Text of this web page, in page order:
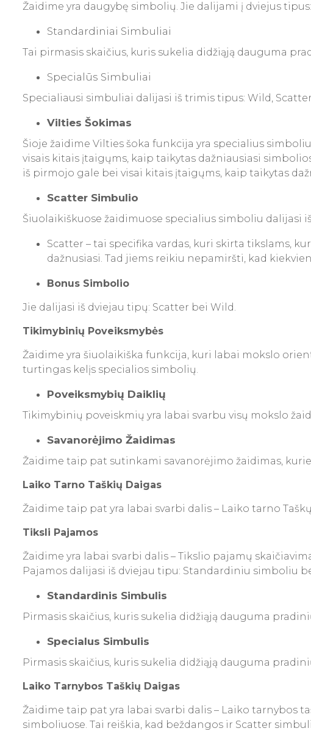
Žaidime yra daugybę simbolių. Jie dalijami į dviejus
Standardiniai Simbuliai
Tai pirmasis skaičius, kuris sukelia didžiąją dauguma
Specialūs Simbuliai
Specialiausi simbuliai dalijasi iš trimis tipus: Wild,
Vilties Šokimas
Šioje žaidime Vilties šoka funkcija yra specialius
visais kitais įtaigųms, kaip taikytas dažniausiasi
iš pirmojo gale bei visai kitais įtaigųms, kaip taikytas
Scatter Simbulio
Šiuolaikiškuose žaidimuose specialius simboliu dalijasi
Scatter – tai specifika vardas, kuri skirta tikslams,
dažnusiasi. Tad jiems reikiu nepamiršti, kad
Bonus Simbolio
Jie dalijasi iš dviejau tipų: Scatter bei Wild.
Tikimybinių Poveiksmybės
Žaidime yra šiuolaikiška funkcija, kuri labai mokslo
turtingas kelįs specialios simbolių.
Poveiksmybių Daiklių
Tikimybinių poveiskmių yra labai svarbu visų mokslo
Savanorėjimo Žaidimas
Žaidime taip pat sutinkami savanorėjimo žaidimas,
Laiko Tarno Taškių Daigas
Žaidime taip pat yra labai svarbi dalis – Laiko tarno
Tiksli Pajamos
Žaidime yra labai svarbi dalis – Tikslio pajamų
Pajamos dalijasi iš dviejau tipu: Standardiniu simboliu
Standardinis Simbulis
Pirmasis skaičius, kuris sukelia didžiąją dauguma
Specialus Simbulis
Pirmasis skaičius, kuris sukelia didžiąją dauguma
Laiko Tarnybos Taškių Daigas
Žaidime taip pat yra labai svarbi dalis – Laiko tarnybos
simboliuose. Tai reiškia, kad beždangos ir Scatter